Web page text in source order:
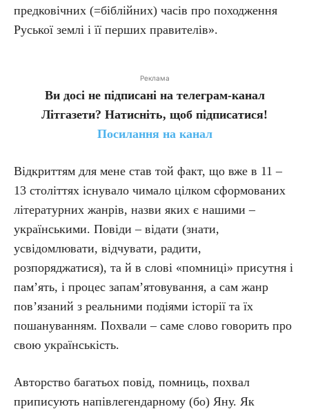
предковічних (=біблійних) часів про походження
Руської землі і її перших правителів».
Реклама
Ви досі не підписані на телеграм-канал
Літгазети? Натисніть, щоб підписатися!
Посилання на канал
Відкриттям для мене став той факт, що вже в 11 –
13 століттях існувало чимало цілком сформованих
літературних жанрів, назви яких є нашими –
українськими. Повіди – відати (знати,
усвідомлювати, відчувати, радити,
розпоряджатися), та й в слові «помниці» присутня і
пам’ять, і процес за­па­м’я­то­ву­вання, а сам жанр
пов’язаний з реальними подіями історії та їх
пошануванням. Похвали – саме слово говорить про
свою українськість.
Авторство багатьох повід, помниць, похвал
приписують напівлегендарному (бо) Яну. Як